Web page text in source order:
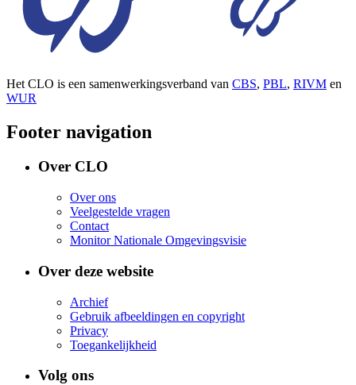
Het CLO is een samenwerkingsverband van CBS, PBL, RIVM en
WUR
Footer navigation
Over CLO
Over ons
Veelgestelde vragen
Contact
Monitor Nationale Omgevingsvisie
Over deze website
Archief
Gebruik afbeeldingen en copyright
Privacy
Toegankelijkheid
Volg ons